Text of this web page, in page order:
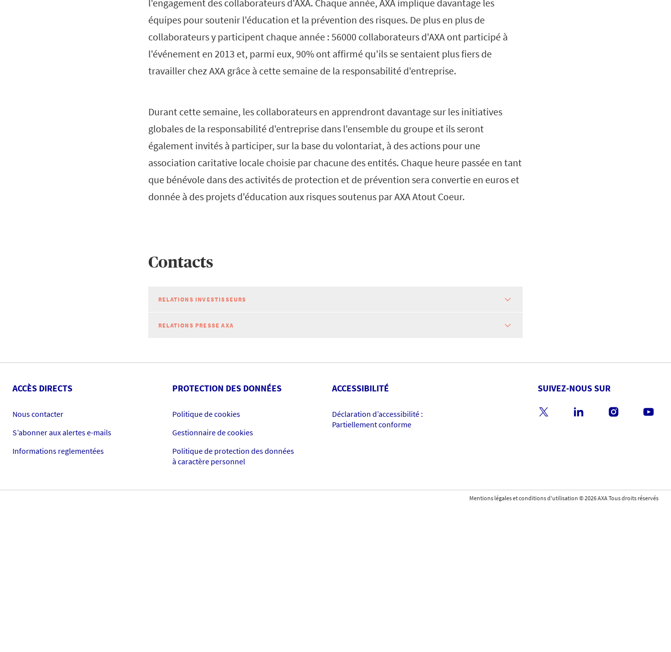
l'engagement des collaborateurs d'AXA. Chaque année, AXA implique davantage les
équipes pour soutenir l'éducation et la prévention des risques. De plus en plus de
collaborateurs y participent chaque année : 56000 collaborateurs d'AXA ont participé à
l'événement en 2013 et, parmi eux, 90% ont affirmé qu'ils se sentaient plus fiers de
travailler chez AXA grâce à cette semaine de la responsabilité d'entreprise.
Durant cette semaine, les collaborateurs en apprendront davantage sur les initiatives
globales de la responsabilité d'entreprise dans l'ensemble du groupe et ils seront
également invités à participer, sur la base du volontariat, à des actions pour une
association caritative locale choisie par chacune des entités. Chaque heure passée en tant
que bénévole dans des activités de protection et de prévention sera convertie en euros et
donnée à des projets d'éducation aux risques soutenus par AXA Atout Coeur.
Contacts
RELATIONS INVESTISSEURS
RELATIONS PRESSE AXA
ACCÈS DIRECTS
Nous contacter
S’abonner aux alertes e-mails
Informations reglementées
PROTECTION DES DONNÉES
Politique de cookies
Gestionnaire de cookies
Politique de protection des données
à caractère personnel
ACCESSIBILITÉ
Déclaration d’accessibilité :
Partiellement conforme
SUIVEZ-NOUS SUR
Mentions légales et conditions d'utilisation ©2026AXA Tous droits réservés